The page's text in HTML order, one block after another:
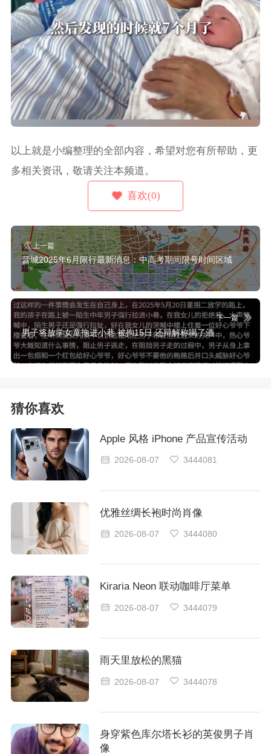
以上就是小编整理的全部内容，希望对您有所帮助，更
多相关资讯，敬请关注本频道。
喜欢(0)
上一篇
晋城2025年6月限行最新消息：中高考期间限号时间区域
下一篇
男子将放学女童拖进小巷 被拘15日 还辩解称喝了酒
猜你喜欢
Apple 风格 iPhone 产品宣传活动
2026-08-07 3444081
优雅丝绸长袍时尚肖像
2026-08-07 3444080
Kiraria Neon 联动咖啡厅菜单
2026-08-07 3444079
雨天里放松的黑猫
2026-08-07 3444078
身穿紫色库尔塔长衫的英俊男子肖
像